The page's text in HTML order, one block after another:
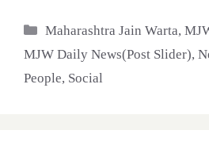
Categories
Maharashtra Jain Warta,
MJW Daily News(Post Slider),
People, Social